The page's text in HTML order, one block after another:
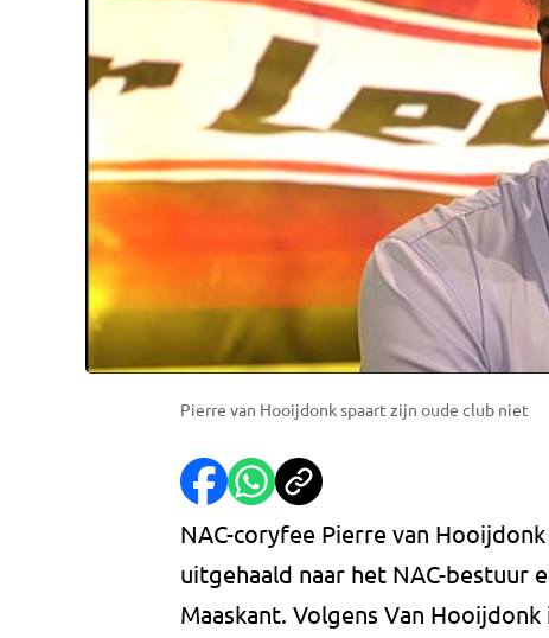
Pierre van Hooijdonk spaart zijn oude club niet
NAC-coryfee Pierre van
uitgehaald naar het NAC-bestuur
Maaskant. Volgens Van